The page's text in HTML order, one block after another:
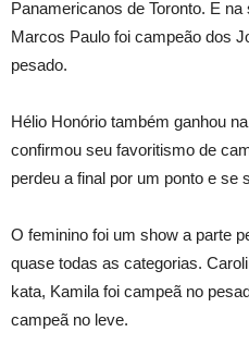
Panamericanos de Toronto. E
Marcos Paulo foi campeão dos
pesado.
Hélio Honório também ganhou
confirmou seu favoritismo de
perdeu a final por um ponto e se
O feminino foi um show a parte
quase todas as categorias.
kata, Kamila foi campeã no
campeã no leve.